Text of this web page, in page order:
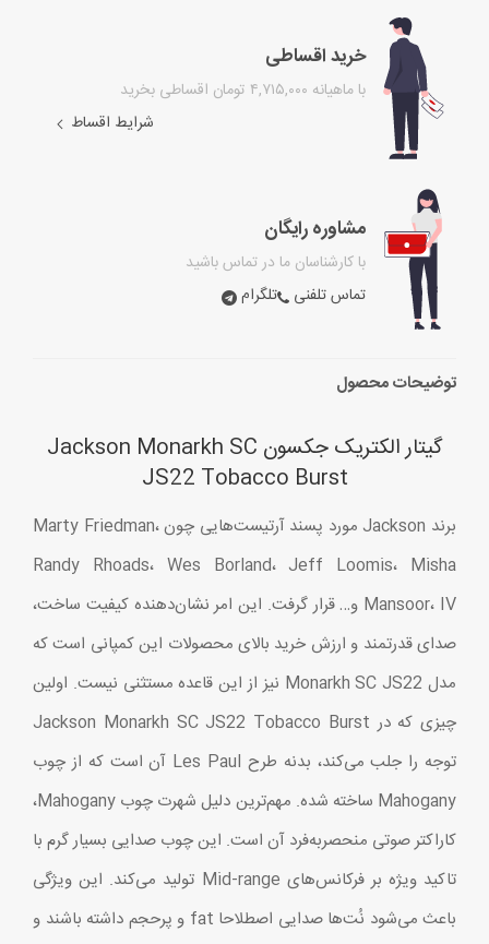
خرید اقساطی
با ماهیانه ۴,۷۱۵,۰۰۰ تومان اقساطی بخرید
شرایط اقساط
مشاوره رایگان
با کارشناسان ما در تماس باشید
تماس تلفنی
تلگرام
توضیحات محصول
گیتار الکتریک جکسون Jackson Monarkh SC
JS22 Tobacco Burst
برند Jackson مورد پسند آرتیست‌هایی چون Marty Friedman،
Randy Rhoads، Wes Borland، Jeff Loomis، Misha
Mansoor، IV و… قرار گرفت. این امر نشان‌دهنده کیفیت ساخت،
صدای قدرتمند و ارزش خرید بالای محصولات این کمپانی است که
مدل Monarkh SC JS22 نیز از این قاعده مستثنی نیست. اولین
چیزی که در Jackson Monarkh SC JS22 Tobacco Burst
توجه را جلب می‌کند، بدنه طرح Les Paul آن است که از چوب
Mahogany ساخته شده. مهم‌ترین دلیل شهرت چوب Mahogany،
کاراکتر صوتی منحصربه‌فرد آن است. این چوب صدایی بسیار گرم با
تاکید ویژه بر فرکانس‌های Mid-range تولید می‌کند. این ویژگی
باعث می‌شود نُت‌ها صدایی اصطلاحا fat و پرحجم داشته باشند و